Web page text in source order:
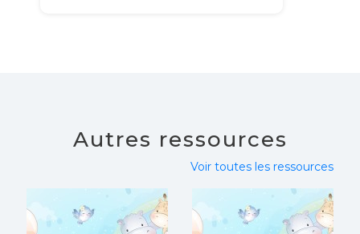
Autres ressources
Voir toutes les ressources